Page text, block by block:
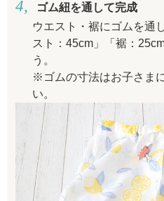
ゴム紐を通して完成
ウエスト・裾にゴムを通
スト：45cm」「裾：
う。
※ゴムの寸法はお子さま
い。